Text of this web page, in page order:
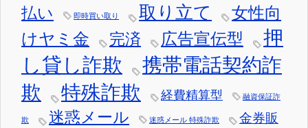
払い
即時買い取り 取り立て
女性向
けヤミ金
完済 広告宣伝型
押
し貸し詐欺
携帯電話契約詐
欺
特殊詐欺 経費精算型 融資保証詐
欺 迷惑メール 迷惑メール 特殊詐欺
金券販